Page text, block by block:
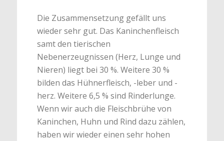
Die Zusammensetzung gefällt uns
wieder sehr gut. Das Kaninchenfleisch
samt den tierischen
Nebenerzeugnissen (Herz, Lunge und
Nieren) liegt bei 30 %. Weitere 30 %
bilden das Hühnerfleisch, -leber und -
herz. Weitere 6,5 % sind Rinderlunge.
Wenn wir auch die Fleischbrühe von
Kaninchen, Huhn und Rind dazu zählen,
haben wir wieder einen sehr hohen